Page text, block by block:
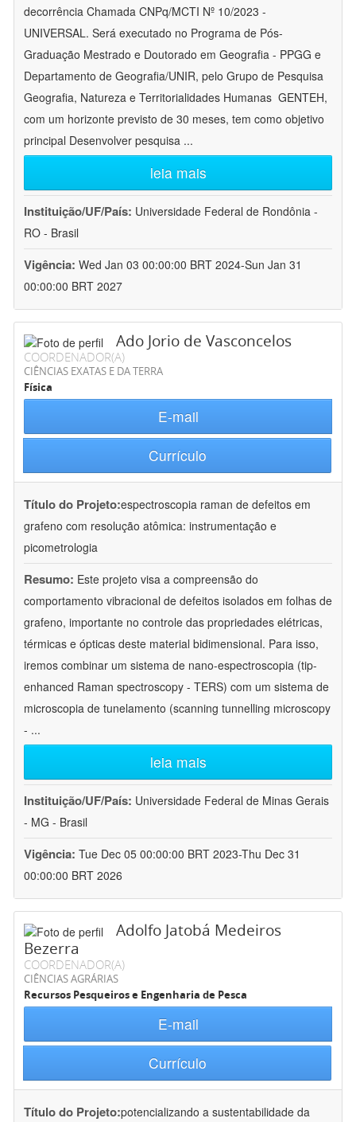
decorrência Chamada CNPq/MCTI Nº 10/2023 -
UNIVERSAL. Será executado no Programa de Pós-
Graduação Mestrado e Doutorado em Geografia - PPGG e
Departamento de Geografia/UNIR, pelo Grupo de Pesquisa
Geografia, Natureza e Territorialidades Humanas  GENTEH,
com um horizonte previsto de 30 meses, tem como objetivo
principal Desenvolver pesquisa ...
leia mais
Instituição/UF/País: Universidade Federal de Rondônia -
RO - Brasil
Vigência: Wed Jan 03 00:00:00 BRT 2024-Sun Jan 31
00:00:00 BRT 2027
Ado Jorio de Vasconcelos
COORDENADOR(A)
CIÊNCIAS EXATAS E DA TERRA
Física
E-mail
Currículo
Título do Projeto:espectroscopia raman de defeitos em
grafeno com resolução atômica: instrumentação e
picometrologia
Resumo: Este projeto visa a compreensão do
comportamento vibracional de defeitos isolados em folhas de
grafeno, importante no controle das propriedades elétricas,
térmicas e ópticas deste material bidimensional. Para isso,
iremos combinar um sistema de nano-espectroscopia (tip-
enhanced Raman spectroscopy - TERS) com um sistema de
microscopia de tunelamento (scanning tunnelling microscopy
- ...
leia mais
Instituição/UF/País: Universidade Federal de Minas Gerais
- MG - Brasil
Vigência: Tue Dec 05 00:00:00 BRT 2023-Thu Dec 31
00:00:00 BRT 2026
Adolfo Jatobá Medeiros
Bezerra
COORDENADOR(A)
CIÊNCIAS AGRÁRIAS
Recursos Pesqueiros e Engenharia de Pesca
E-mail
Currículo
Título do Projeto:potencializando a sustentabilidade da